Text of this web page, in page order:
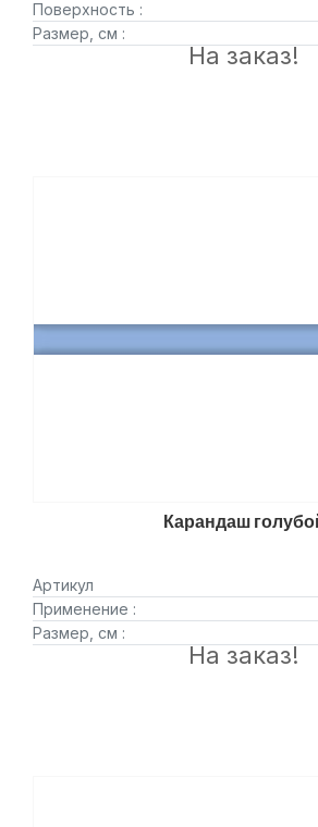
Поверхность :
Размер, см :
На заказ!
Карандаш
Артикул
Применение :
Размер, см :
На заказ!